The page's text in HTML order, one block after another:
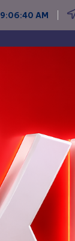
9:06:42 AM